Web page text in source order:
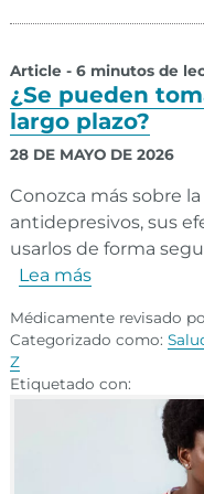
Article - 6 minutos de
¿Se pueden
largo plazo?
28 DE MAYO DE 2026
Conozca más sobre
antidepresivos, sus
usarlos de forma
Lea más
Médicamente revisado
Categorizado como:
Z
Etiquetado con: